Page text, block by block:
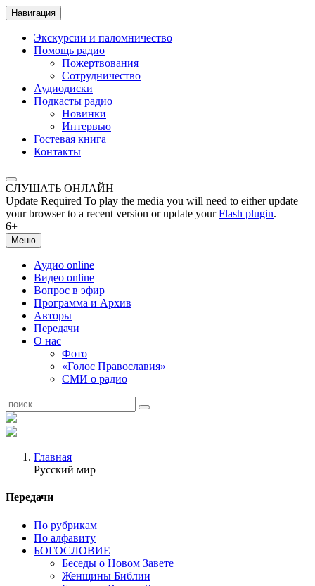
Навигация
Экскурсии и паломничество
Помощь радио
Пожертвования
Сотрудничество
Аудиодиски
Подкасты радио
Новинки
Интервью
Гостевая книга
Контакты
СЛУШАТЬ ОНЛАЙН
Update Required To play the media you will need to either update
your browser to a recent version or update yourFlash plugin.
6+
Меню
Аудио online
Видео online
Вопрос в эфир
Программа и Архив
Авторы
Передачи
О нас
Фото
«Голос Православия»
СМИ о радио
Главная
Русский мир
Передачи
По рубрикам
По алфавиту
БОГОСЛОВИЕ
Беседы о Новом Завете
Женщины Библии